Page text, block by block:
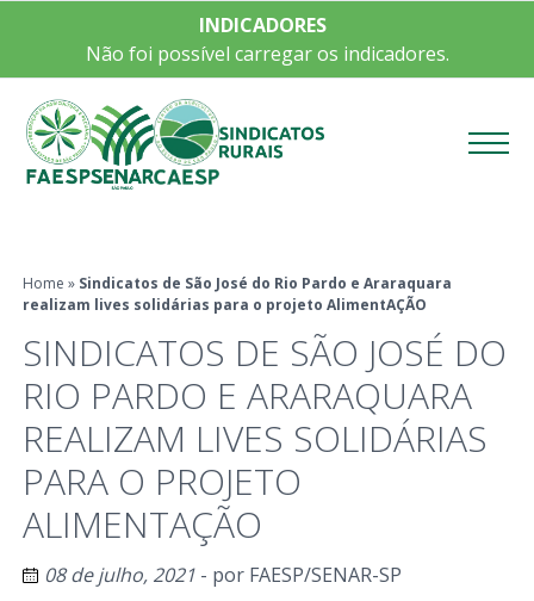
INDICADORES
Não foi possível carregar os indicadores.
Home » Sindicatos de São José do Rio Pardo e Araraquara
realizam lives solidárias para o projeto AlimentAÇÃO
SINDICATOS DE SÃO JOSÉ DO
RIO PARDO E ARARAQUARA
REALIZAM LIVES SOLIDÁRIAS
PARA O PROJETO
ALIMENTAÇÃO
08 de julho, 2021- por FAESP/SENAR-SP